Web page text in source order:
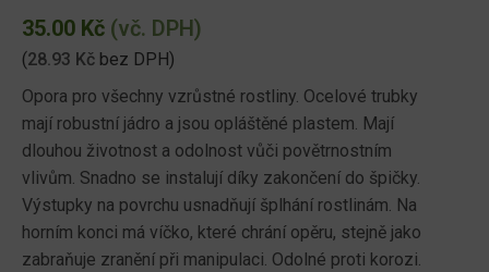
35.00 Kč (vč. DPH)
(28.93 Kč bez DPH)
Opora pro všechny vzrůstné rostliny. Ocelové trubky
mají robustní jádro a jsou opláštěné plastem. Mají
dlouhou životnost a odolnost vůči povětrnostním
vlivům. Snadno se instalují díky zakončení do špičky.
Výstupky na povrchu usnadňují šplhání rostlinám. Na
horním konci má víčko, které chrání opěru, stejně jako
zabraňuje zranění při manipulaci. Odolné proti korozi.